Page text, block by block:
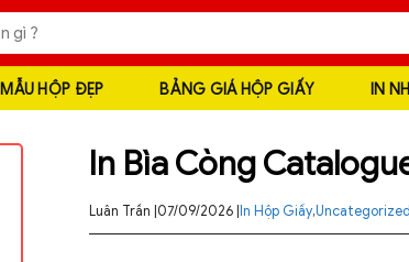
MẪU HỘP ĐẸP BẢNG GIÁ HỘP GIẤY IN
In Bìa Còng
Luân Trần | 07/09/2026 | In Hộp Giấy,Uncategorized